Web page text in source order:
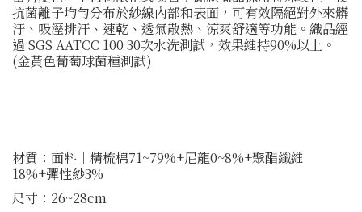
抗菌離子均勻分布於紗線內部和表面，可有效隔絕對外來髒
汙、吸溼排汗、速乾、透氣散熱、涼爽舒適等功能。織品經
過 SGS AATCC 100 30次水洗測試，效果維持90%以上。
(金黃色葡萄球菌種測試)
材質：面料│精梳棉71~79%+尼龍0~8%+聚酯纖維
18%+彈性紗3%
尺寸：26~28cm